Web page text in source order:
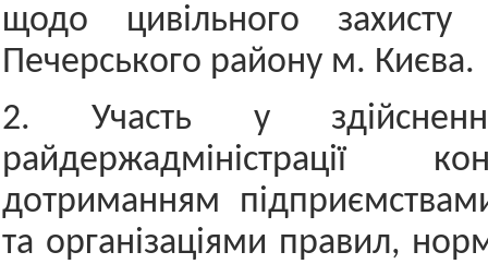
щодо цивільного захисту
Печерського району м. Києва.
2. Участь у
райдержадміністрації
дотриманням
та організаціями правил,